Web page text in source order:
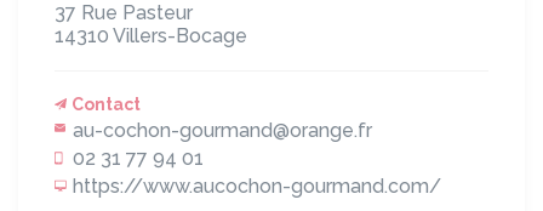
37 Rue Pasteur
14310 Villers-Bocage
Contact
au-cochon-gourmand@orange.fr
02 31 77 94 01
https://www.aucochon-gourmand.com/